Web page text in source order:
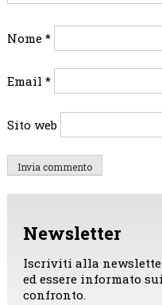
Nome *
Email *
Sito web
Newsletter
Iscriviti alla
ed essere informato
confronto.